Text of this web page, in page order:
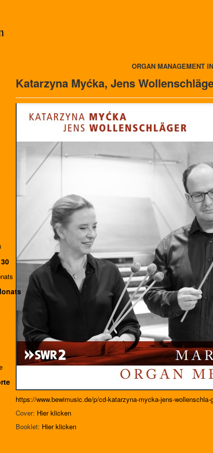
ORGAN MANAGEMENT
Katarzyna Myćka, Jens
https://www.bewimusic.de/p/cd-katarzyna-mycka-jens-wollenschla-
Cover: Hier klicken
Booklet: Hier klicken